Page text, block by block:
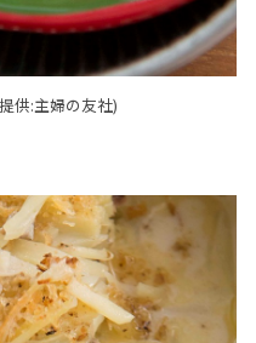
供:主婦の友社)